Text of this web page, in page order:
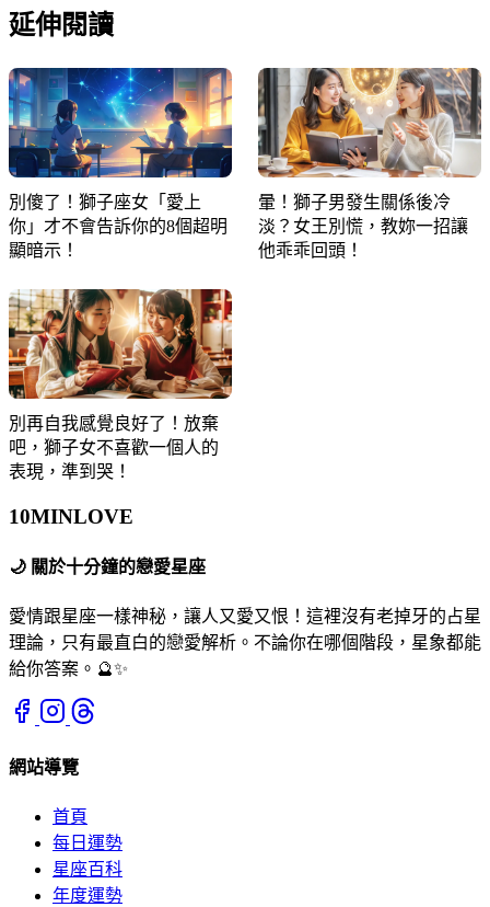
延伸閱讀
別傻了！獅子座女「愛上
你」才不會告訴你的8個超明
顯暗示！
暈！獅子男發生關係後冷
淡？女王別慌，教妳一招讓
他乖乖回頭！
別再自我感覺良好了！放棄
吧，獅子女不喜歡一個人的
表現，準到哭！
10MINLOVE
🌙 關於十分鐘的戀愛星座
愛情跟星座一樣神秘，讓人又愛又恨！這裡沒有老掉牙的占星
理論，只有最直白的戀愛解析。不論你在哪個階段，星象都能
給你答案。🔮✨
網站導覽
首頁
每日運勢
星座百科
年度運勢